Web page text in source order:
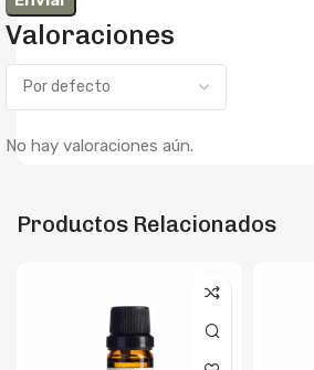
Valoraciones
No hay valoraciones aún.
Productos Relacionados